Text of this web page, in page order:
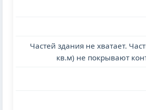
Частей здания не хватает.
кв.м) не покрывают